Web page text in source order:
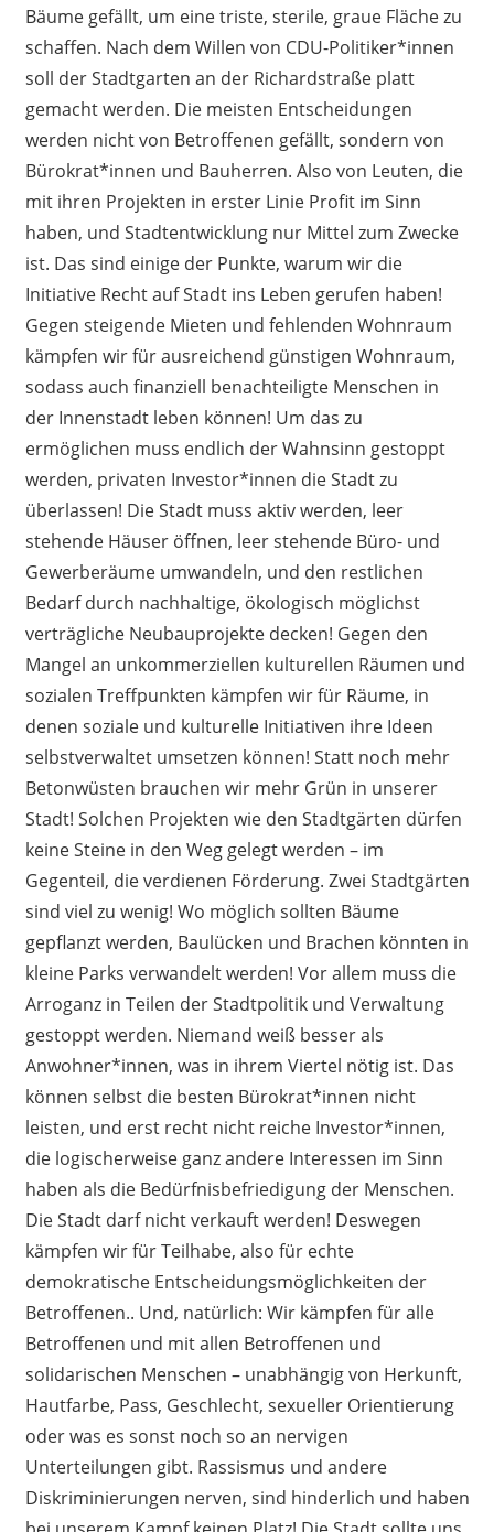
Bäume gefällt, um eine triste, sterile, graue Fläche zu
schaffen. Nach dem Willen von CDU-Politiker*innen
soll der Stadtgarten an der Richardstraße platt
gemacht werden. Die meisten Entscheidungen
werden nicht von Betroffenen gefällt, sondern von
Bürokrat*innen und Bauherren. Also von Leuten, die
mit ihren Projekten in erster Linie Profit im Sinn
haben, und Stadtentwicklung nur Mittel zum Zwecke
ist. Das sind einige der Punkte, warum wir die
Initiative Recht auf Stadt ins Leben gerufen haben!
Gegen steigende Mieten und fehlenden Wohnraum
kämpfen wir für ausreichend günstigen Wohnraum,
sodass auch finanziell benachteiligte Menschen in
der Innenstadt leben können! Um das zu
ermöglichen muss endlich der Wahnsinn gestoppt
werden, privaten Investor*innen die Stadt zu
überlassen! Die Stadt muss aktiv werden, leer
stehende Häuser öffnen, leer stehende Büro- und
Gewerberäume umwandeln, und den restlichen
Bedarf durch nachhaltige, ökologisch möglichst
verträgliche Neubauprojekte decken! Gegen den
Mangel an unkommerziellen kulturellen Räumen und
sozialen Treffpunkten kämpfen wir für Räume, in
denen soziale und kulturelle Initiativen ihre Ideen
selbstverwaltet umsetzen können! Statt noch mehr
Betonwüsten brauchen wir mehr Grün in unserer
Stadt! Solchen Projekten wie den Stadtgärten dürfen
keine Steine in den Weg gelegt werden – im
Gegenteil, die verdienen Förderung. Zwei Stadtgärten
sind viel zu wenig! Wo möglich sollten Bäume
gepflanzt werden, Baulücken und Brachen könnten in
kleine Parks verwandelt werden! Vor allem muss die
Arroganz in Teilen der Stadtpolitik und Verwaltung
gestoppt werden. Niemand weiß besser als
Anwohner*innen, was in ihrem Viertel nötig ist. Das
können selbst die besten Bürokrat*innen nicht
leisten, und erst recht nicht reiche Investor*innen,
die logischerweise ganz andere Interessen im Sinn
haben als die Bedürfnisbefriedigung der Menschen.
Die Stadt darf nicht verkauft werden! Deswegen
kämpfen wir für Teilhabe, also für echte
demokratische Entscheidungsmöglichkeiten der
Betroffenen.. Und, natürlich: Wir kämpfen für alle
Betroffenen und mit allen Betroffenen und
solidarischen Menschen – unabhängig von Herkunft,
Hautfarbe, Pass, Geschlecht, sexueller Orientierung
oder was es sonst noch so an nervigen
Unterteilungen gibt. Rassismus und andere
Diskriminierungen nerven, sind hinderlich und haben